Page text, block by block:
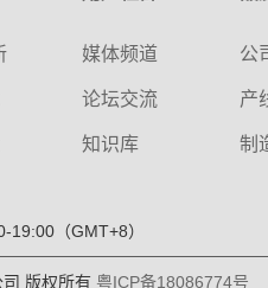
媒体频道
论坛交流
知识库
公
产
制
19:00（GMT+8）
版权所有 粤ICP备18086774号